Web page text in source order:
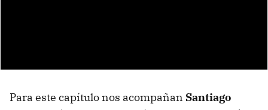
Para este capítulo nos acompañan Santiago